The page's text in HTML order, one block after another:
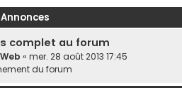
Annonces
complet au forum
Web « mer. 28 août 2013 17:45
du forum